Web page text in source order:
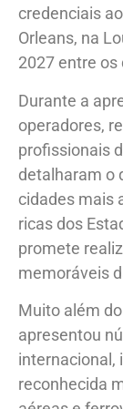
credenciais
Orleans, na
2027 entre os
Durante a
operadores,
profissionais
detalharam o
cidades mais
ricas dos
promete
memoráveis
Muito além
apresentou
internacional,
reconhecida